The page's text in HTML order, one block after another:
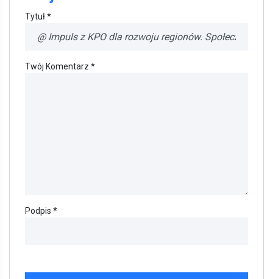
Tytuł *
Twój Komentarz *
Podpis *